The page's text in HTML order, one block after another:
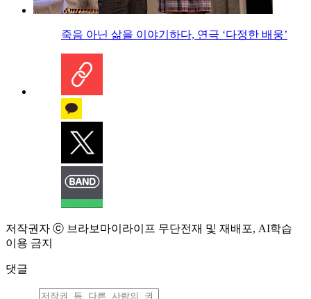
죽음 아닌 삶을 이야기하다, 연극 ‘다정한 배웅’
저작권자 ⓒ 브라보마이라이프 무단전재 및 재배포, AI학습
이용 금지
댓글